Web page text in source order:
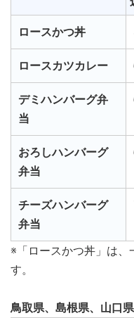
ロースかつ丼
ロースカツカレー
デミハンバーグ弁
当
おろしハンバーグ
弁当
チーズハンバーグ
弁当
※「ロースかつ丼」は、
す。
鳥取県、島根県、山口